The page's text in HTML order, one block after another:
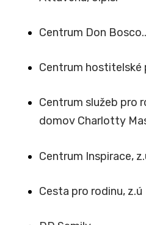
Centrum Don
Centrum hostitelské
Centrum služeb pro
domov Charlotty
Centrum Inspirace,
Cesta pro rodinu, z.ú